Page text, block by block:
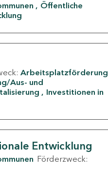
Öffentliche
Arbeitsplatzförderung
Aus- und
Investitionen in
Entwicklung
Förderzweck: